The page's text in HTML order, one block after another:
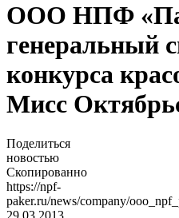
ООО НПФ
генеральный
конкурса
Мисс
Поделиться
новостью
Скопированно
https://npf-
paker.ru/news/company/
29.03.2013